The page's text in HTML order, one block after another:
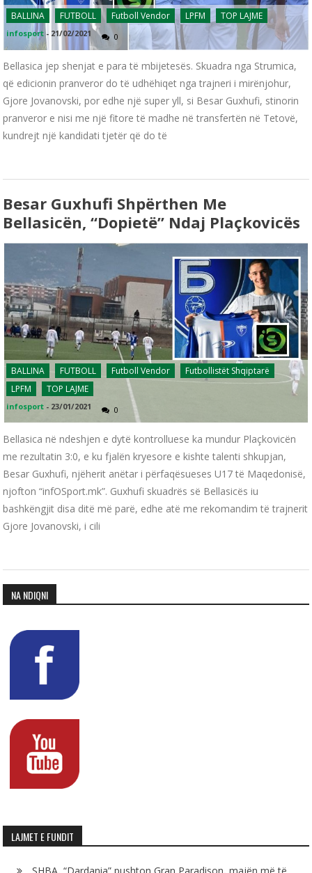
BALLINA FUTBOLL Futboll Vendor LPFM TOP LAJME
infosport - 21/02/2021 0
Bellasica jep shenjat e para të mbijetesës. Skuadra nga Strumica,
që edicionin pranveror do të udhëhiqet nga trajneri i mirënjohur,
Gjore Jovanovski, por edhe një super yll, si Besar Guxhufi, stinorin
pranveror e nisi me një fitore të madhe në transfertën në Tetovë,
kundrejt një kandidati tjetër që do të
Besar Guxhufi Shpërthen Me
Bellasicën, “dopietë” Ndaj Plaçkovicës
BALLINA FUTBOLL Futboll Vendor
Futbollistët Shqiptarë
LPFM
TOP LAJME
infosport - 23/01/2021 0
Bellasica në ndeshjen e dytë kontrolluese ka mundur Plaçkovicën
me rezultatin 3:0, e ku fjalën kryesore e kishte talenti shkupjan,
Besar Guxhufi, njëherit anëtar i përfaqësueses U17 të Maqedonisë,
njofton “infOSport.mk”. Guxhufi skuadrës së Bellasicës iu
bashkëngjit disa ditë më parë, edhe atë me rekomandim të trajnerit
Gjore Jovanovski, i cili
NA NDIQNI
LAJMET E FUNDIT